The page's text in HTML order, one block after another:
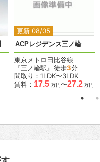
更新 08/05
2
ACPレジデンス三ノ輪
東京メトロ日比谷線
『三ノ輪駅』徒歩3分
間取り：1LDK〜3LDK
賃料： 17.5万円〜27.2万円